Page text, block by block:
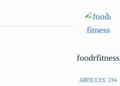
foodrfitness
ARTICLES: 234